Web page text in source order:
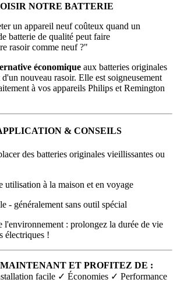
NOTRE BATTERIE
un appareil neuf coûteux quand un
batterie de qualité peut faire
rasoir comme neuf ?"
économique aux batteries originales
nouveau rasoir. Elle est soigneusement
à vos appareils Philips et Remington
& CONSEILS
des batteries originales vieillissantes ou
utilisation à la maison et en voyage
- généralement sans outil spécial
l'environnement : prolongez la durée de vie
électriques !
ET PROFITEZ DE :
facile ✓ Économies ✓ Performance